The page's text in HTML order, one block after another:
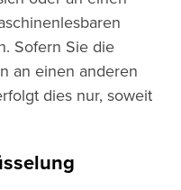
Sofern Sie die
an einen anderen
dies nur, soweit